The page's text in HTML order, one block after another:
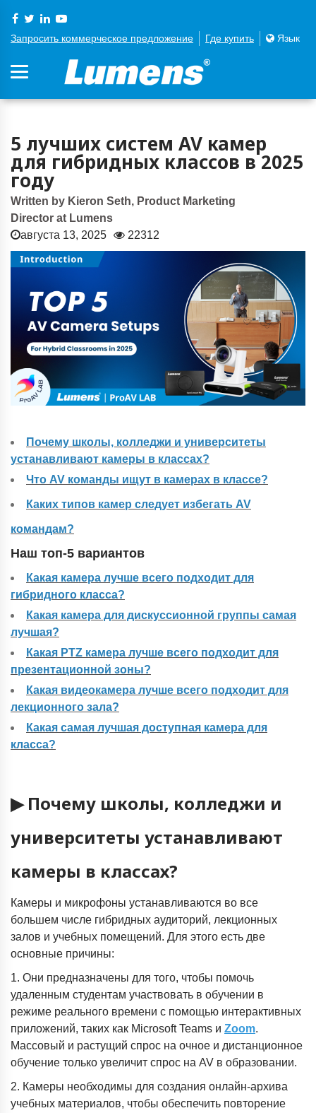
Запросить коммерческое предложение Где купить Язык
5 лучших систем AV камер
для гибридных классов в 2025
году
Written by Kieron Seth, Product Marketing
Director at Lumens
августа 13, 2025
22312
Почему школы, колледжи и университеты
устанавливают камеры в классах?
Что AV команды ищут в камерах в классе?
Каких типов камер следует избегать AV
командам?
Наш топ-5 вариантов
Какая камера лучше всего подходит для
гибридного класса?
Какая камера для дискуссионной группы самая
лучшая?
Какая PTZ камера лучше всего подходит для
презентационной зоны?
Какая видеокамера лучше всего подходит для
лекционного зала?
Какая самая лучшая доступная камера для
класса?
▶ Почему школы, колледжи и
университеты устанавливают
камеры в классах?
Камеры и микрофоны устанавливаются во все
большем числе гибридных аудиторий, лекционных
залов и учебных помещений. Для этого есть две
основные причины:
1. Они предназначены для того, чтобы помочь
удаленным студентам участвовать в обучении в
режиме реального времени с помощью интерактивных
приложений, таких как Microsoft Teams и Zoom.
Массовый и растущий спрос на очное и дистанционное
обучение только увеличит спрос на AV в образовании.
2. Камеры необходимы для создания онлайн-архива
учебных материалов, чтобы обеспечить повторение